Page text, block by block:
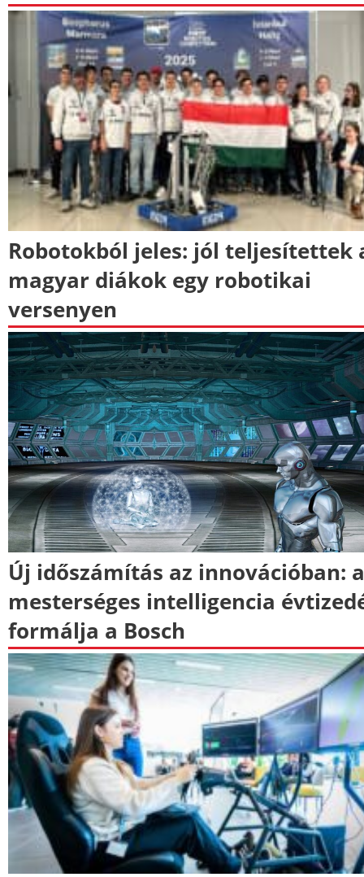
Robotokból jeles: jól teljesítettek
magyar diákok egy robotikai
versenyen
Új időszámítás az innovációban: a
mesterséges intelligencia
formálja a Bosch